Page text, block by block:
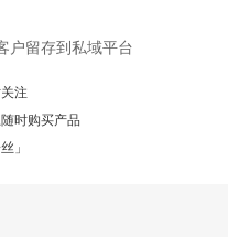
户留存到私域平台
注
时购买产品
」